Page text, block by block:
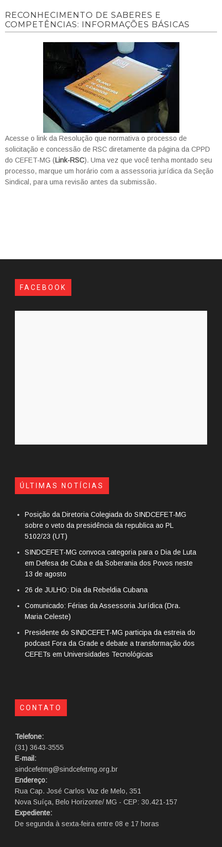
RECONHECIMENTO DE SABERES E
COMPETÊNCIAS: INFORMAÇÕES BÁSICAS
Acesse o link da Resolução que normativa o processo de
solicitação e concessão de RSC diretamente da página da CPPD
do CEFET-MG (Link-RSC). Uma vez que você tenha montado seu
processo, marque um horário com a assessoria jurídica da Seção
Sindical, para uma revisão antes da submissão.
FACEBOOK
ÚLTIMAS NOTÍCIAS
Posição da Diretoria Colegiada do SINDCEFET-MG
sobre o veto da presidência da republica ao PL
5102/23 (UT)
SINDCEFET-MG convoca categoria para o Dia de Luta
em Defesa de Cuba e da Soberania dos Povos neste
13 de agosto
26 de JULHO: Dia da Rebeldia Cubana
Comunicado: Férias da Assessoria Jurídica (Dra.
Maria Celeste)
Presidente do SINDCEFET-MG participa da estreia do
podcast Fora da Grade e debate a transformação dos
CEFETs em Universidades Tecnológicas
CONTATO
Telefone:
(31) 3643-3555
E-mail:
sindcefetmg@sindcefetmg.org.br
Endereço:
Rua Cap. José Carlos Vaz de Melo, 351
Nova Suíça, Belo Horizonte/ MG - CEP: 30.421-157
Expediente:
De segunda à sexta-feira entre 08 e 17 horas